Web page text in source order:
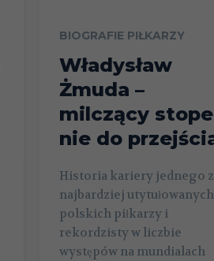
BIOGRAFIE PIŁKARZY
Władysław
Żmuda –
milczący
nie do
Historia kariery jednego z
najbardziej utytułowanych
polskich piłkarzy i
rekordzisty w liczbie
występów na mundialach